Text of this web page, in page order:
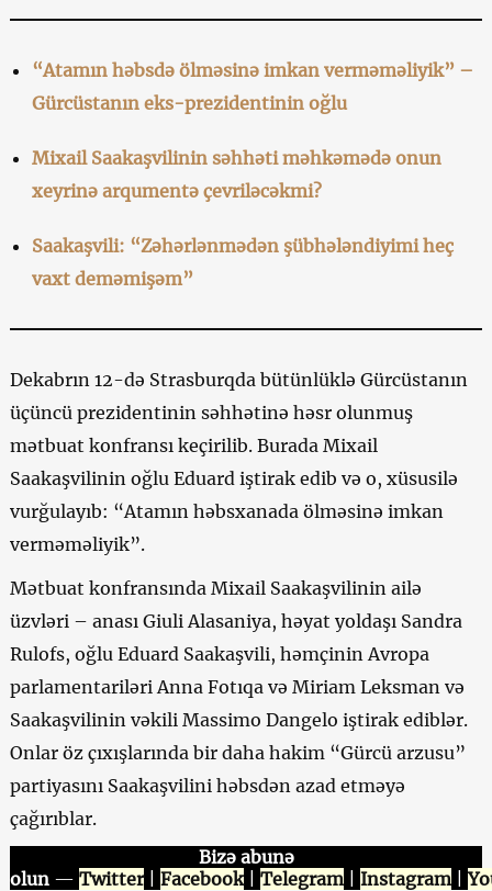
“Atamın həbsdə ölməsinə imkan verməməliyik” –
Gürcüstanın eks-prezidentinin oğlu
Mixail Saakaşvilinin səhhəti məhkəmədə onun
xeyrinə arqumentə çevriləcəkmi?
Saakaşvili: “Zəhərlənmədən şübhələndiyimi heç
vaxt deməmişəm”
Dekabrın 12-də Strasburqda bütünlüklə Gürcüstanın
üçüncü prezidentinin səhhətinə həsr olunmuş
mətbuat konfransı keçirilib. Burada Mixail
Saakaşvilinin oğlu Eduard iştirak edib və o, xüsusilə
vurğulayıb: “Atamın həbsxanada ölməsinə imkan
verməməliyik”.
Mətbuat konfransında Mixail Saakaşvilinin ailə
üzvləri – anası Giuli Alasaniya, həyat yoldaşı Sandra
Rulofs, oğlu Eduard Saakaşvili, həmçinin Avropa
parlamentariləri Anna Fotıqa və Miriam Leksman və
Saakaşvilinin vəkili Massimo Dangelo iştirak ediblər.
Onlar öz çıxışlarında bir daha hakim “Gürcü arzusu”
partiyasını Saakaşvilini həbsdən azad etməyə
çağırıblar.
Bizə abunə
olun — Twitter| Facebook| Telegram| Instagram|